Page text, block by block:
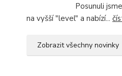
Posunuli jsme
na vyšší "level" a nabízí...
Zobrazit všechny novinky